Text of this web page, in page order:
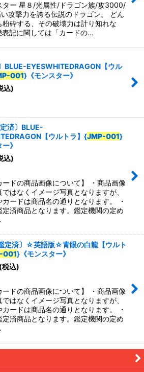
ター 星８/光属性/ドラゴン族/攻3000/
攻撃力を誇る伝説のドラゴン。 どん
粉砕する、その破壊力は計り知れな
表記に関しては「カードの…
BLUE-EYESWHITEDRAGON【ウル
001}《モンスター》
込)
定済〕BLUE-
【ウルトラ】{JMP-001}
》
込)
ードの商品画像について】 ・商品画像
はなくイメージ写真となりますが、
カードは商品名の通りとなります。 ・
定済商品となります。鑑定機関の定め
定済〕☆英語版☆青眼の白龍【ウルト
001}《モンスター》
(税込)
ードの商品画像について】 ・商品画像
はなくイメージ写真となりますが、
カードは商品名の通りとなります。 ・
定済商品となります。鑑定機関の定め